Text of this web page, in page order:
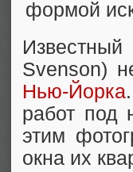
Svenson)
Нью-Йорка
работ под
этим
окна их